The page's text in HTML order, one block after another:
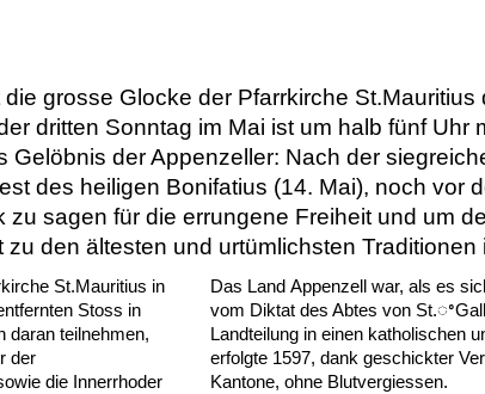
grosse Glocke der Pfarrkirche St.Mauritius
dritten Sonntag im Mai ist um halb fünf Uhr
Gelöbnis der Appenzeller: Nach der
des heiligen Bonifatius (14. Mai), noch vor
sagen für die errungene Freiheit und um
den ältesten und urtümlichsten Traditionen
St.Mauritius in
Stoss in
daran teilnehmen,
der
die Innerrhoder
Das Land Appenzell war, als es
vom Diktat des Abtes von
Landteilung in einen katholischen
erfolgte 1597, dank geschickter
Kantone, ohne Blutvergiessen.